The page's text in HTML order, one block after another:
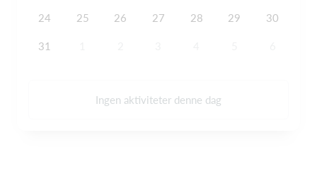
24 25 26 27 28 29 30
31
Ingen aktiviteter denne dag